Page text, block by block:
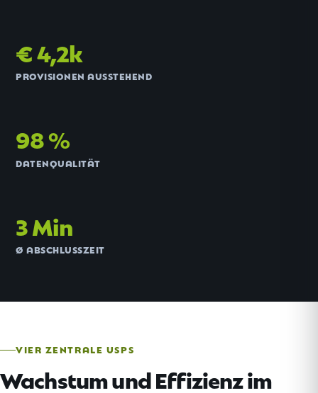
€ 4,2k
PROVISIONEN AUSSTEHEND
98 %
DATENQUALITÄT
3 Min
Ø ABSCHLUSSZEIT
VIER ZENTRALE USPS
Wachstum und Effizienz im